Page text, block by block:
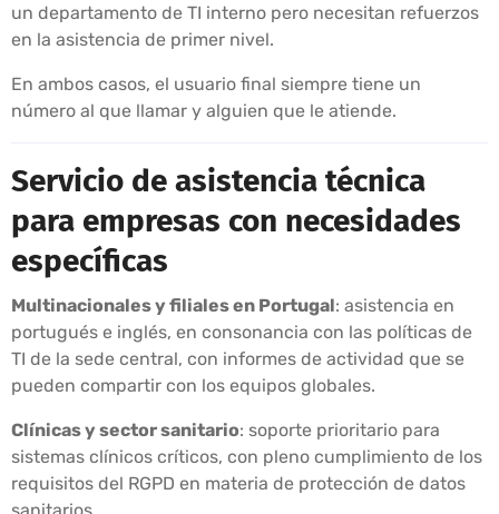
un departamento de TI interno pero necesitan refuerzos
en la asistencia de primer nivel.
En ambos casos, el usuario final siempre tiene un
número al que llamar y alguien que le atiende.
Servicio de asistencia técnica
para empresas con necesidades
específicas
Multinacionales y filiales en Portugal: asistencia en
portugués e inglés, en consonancia con las políticas de
TI de la sede central, con informes de actividad que se
pueden compartir con los equipos globales.
Clínicas y sector sanitario: soporte prioritario para
sistemas clínicos críticos, con pleno cumplimiento de los
requisitos del RGPD en materia de protección de datos